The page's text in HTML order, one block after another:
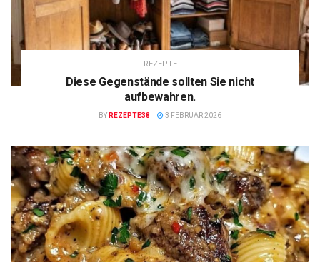
REZEPTE
Diese Gegenstände sollten Sie nicht
aufbewahren.
BY REZEPTE38 3 FEBRUAR 2026